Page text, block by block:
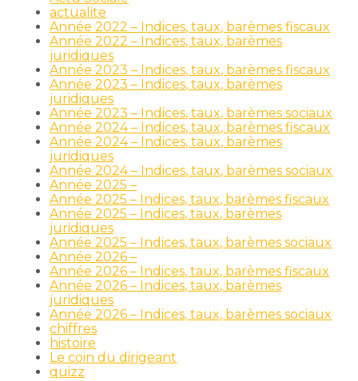
actualite
Année 2022 – Indices, taux, barèmes fiscaux
Année 2022 – Indices, taux, barèmes
juridiques
Année 2023 – Indices, taux, barèmes fiscaux
Année 2023 – Indices, taux, barèmes
juridiques
Année 2023 – Indices, taux, barèmes sociaux
Année 2024 – Indices, taux, barèmes fiscaux
Année 2024 – Indices, taux, barèmes
juridiques
Année 2024 – Indices, taux, barèmes sociaux
Année 2025 –
Année 2025 – Indices, taux, barèmes fiscaux
Année 2025 – Indices, taux, barèmes
juridiques
Année 2025 – Indices, taux, barèmes sociaux
Année 2026 –
Année 2026 – Indices, taux, barèmes fiscaux
Année 2026 – Indices, taux, barèmes
juridiques
Année 2026 – Indices, taux, barèmes sociaux
chiffres
histoire
Le coin du dirigeant
quizz